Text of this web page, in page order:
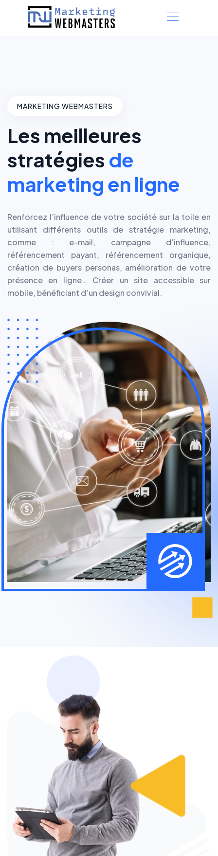
MARKETING WEBMASTERS
Les meilleures
stratégies de
marketing en ligne
Renforcez l’influence de votre société sur la toile en
utilisant différents outils de stratégie marketing,
comme : e-mail, campagne d’influence,
référencement payant, référencement organique,
création de buyers personas, amélioration de votre
présence en ligne… Créer un site accessible sur
mobile, bénéficiant d’un design convivial.